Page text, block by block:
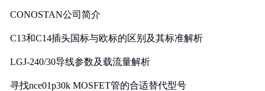
CONOSTAN公司简介
C13和C14插头国标与欧标的区别及其标准解析
LGJ-240/30导线参数及载流量解析
寻找nce01p30k MOSFET管的合适替代型号